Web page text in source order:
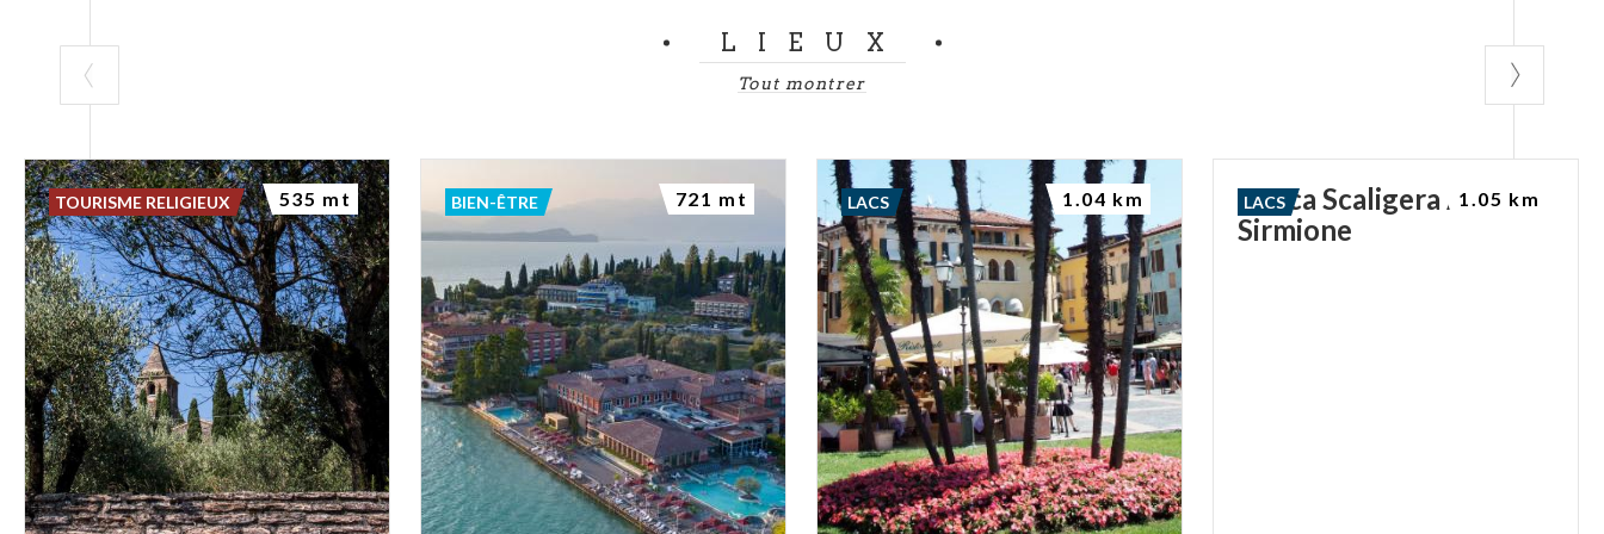
LIEUX
Tout montrer
TOURISME RELIGIEUX 535 mt BIEN-ÊTRE 721 mt LACS 1.04 km
Rocca Scaligera À
Sirmione
LACS 1.05 km